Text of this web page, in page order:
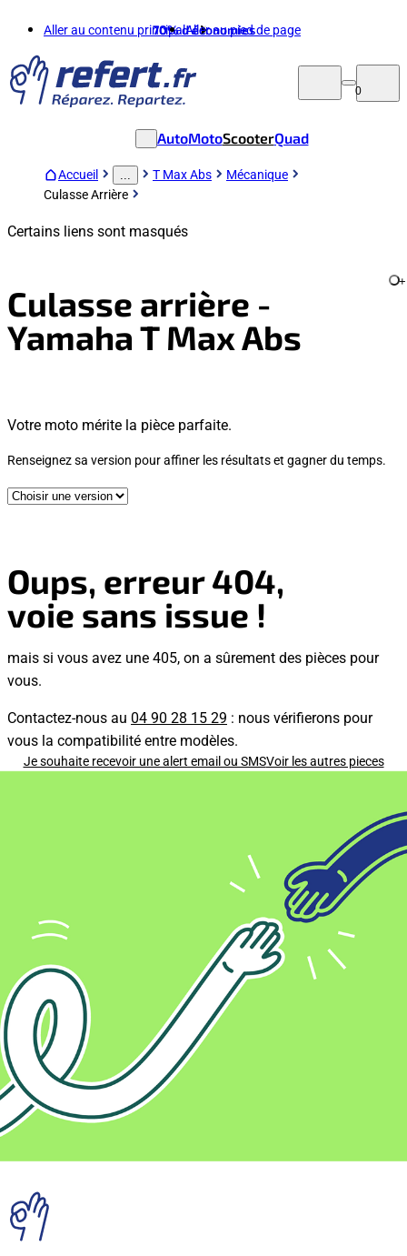
Aller au contenu principalAller au pied de page
70%d'économies
0
AutoMotoScooterQuad
Accueil T Max Abs
Mécanique
Culasse Arrière
Certains liens sont masqués
Culasse arrière -
Yamaha T Max Abs
+
Votre moto mérite la pièce parfaite.
Renseignez sa version pour affiner les résultats et gagner du temps.
Oups, erreur 404,
voie sans issue !
mais si vous avez une 405, on a sûrement des pièces pour
vous.
Contactez-nous au 04 90 28 15 29 : nous vérifierons pour
vous la compatibilité entre modèles.
Je souhaite recevoir une alert email ou SMSVoir les autres pieces